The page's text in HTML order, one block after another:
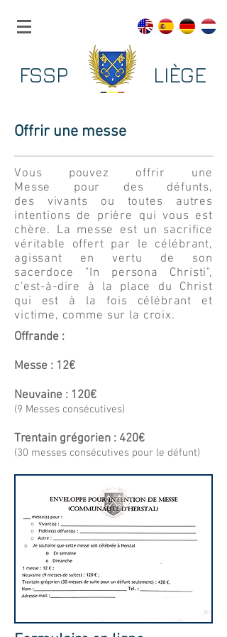
FSSP LIÈGE
Offrir une messe
Vous pouvez offrir une
Messe pour des défunts,
des vivants ou toutes autres
intentions de prière qui vous est
chère. La messe est un sacrifice
véritable offert par le célébrant,
agissant en vertu de son
sacerdoce "In persona Christi",
c'est-à-dire à la place du Christ
qui est à la fois célébrant et
victime, comme sur la croix.
Offrande :
Messe : 12€
Neuvaine : 120€
(9 Messes consécutives)
Trentain grégorien : 420€
(30 messes consécutives pour le défunt)